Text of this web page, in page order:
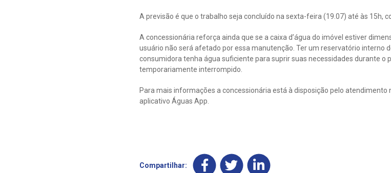
A previsão é que o trabalho seja concluído na sexta-feira (19.07) até às 15h,
A concessionária reforça ainda que se a caixa d’água do imóvel estiver
usuário não será afetado por essa manutenção. Ter um reservatório interno
consumidora tenha água suficiente para suprir suas necessidades durante
temporariamente interrompido.
Para mais informações a concessionária está à disposição pelo atendimento
aplicativo Águas App.
Compartilhar: